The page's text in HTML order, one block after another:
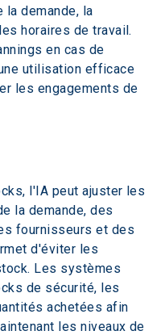
demande, la
horaires de travail.
en cas de
utilisation efficace
les engagements de
l'IA peut ajuster les
la demande, des
fournisseurs et des
d'éviter les
Les systèmes
de sécurité, les
achetées afin
les niveaux de